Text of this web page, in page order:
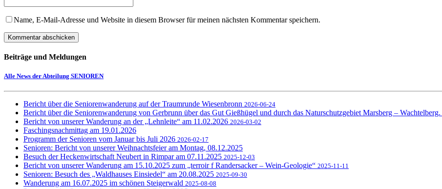
Name, E-Mail-Adresse und Website in diesem Browser für meinen nächsten Kommentar speichern.
Beiträge und Meldungen
Alle News der Abteilung SENIOREN
Bericht über die Seniorenwanderung auf der Traumrunde Wiesenbronn 2026-06-24
Bericht über die Seniorenwanderung von Gerbrunn über das Gut Gießhügel und durch das Naturschutzgebiet Marsberg – Wachtelberg.
Bericht von unserer Wanderung an der „Lehnleite“ am 11.02.2026 2026-03-02
Faschingsnachmittag am 19.01.2026
Programm der Senioren vom Januar bis Juli 2026 2026-02-17
Senioren: Bericht von unserer Weihnachtsfeier am Montag, 08.12.2025
Besuch der Heckenwirtschaft Neubert in Rimpar am 07.11.2025 2025-12-03
Bericht von unserer Wanderung am 15.10.2025 zum „terroir f Randersacker – Wein-Geologie“ 2025-11-11
Senioren: Besuch des „Waldhauses Einsiedel“ am 20.08.2025 2025-09-30
Wanderung am 16.07.2025 im schönen Steigerwald 2025-08-08